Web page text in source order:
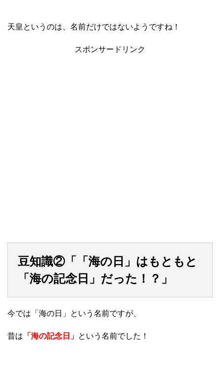
天皇というのは、名前だけではないようですね！
スポンサードリンク
豆知識②「「海の日」はもともと
「海の記念日」だった！？」
今では「海の日」という名前ですが、
昔は 「海の記念日」 という名前でした！